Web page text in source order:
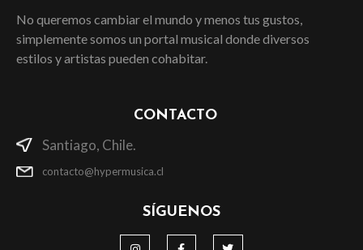
No queremos cambiar el mundo y menos tus gustos,
simplemente somos un portal musical donde diversos
estilos y artistas pueden cohabitar.
CONTACTO
Santiago, Chile.
contacto@hypermusica.cl
SÍGUENOS